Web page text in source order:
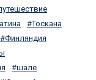
Тоскана
Финляндия
шале